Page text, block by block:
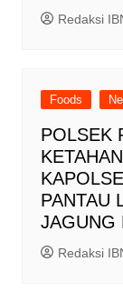
Redaksi
Foods
POLSEK
PANTAU
JAGUNG
Redaksi